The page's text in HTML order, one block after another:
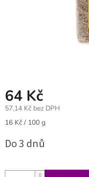
64 Kč
57,14 Kč bez DPH
Měrná
16 Kč / 100 g
Do 3 dnů